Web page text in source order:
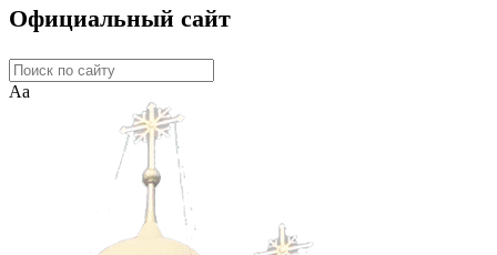
Официальный сайт
Аа